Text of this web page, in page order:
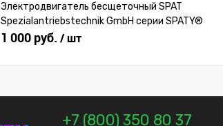
Электродвигатель бесщеточный SPAT
Spezialantriebstechnik GmbH серии SPATY®
1 000 руб. / шт
+7 (800) 350 80 37